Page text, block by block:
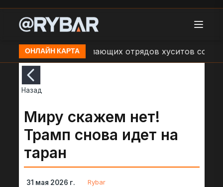
ОНЛАЙН КАРТА
обстрелах наступающих отрядов хуситов со
Назад
Миру скажем нет!
Трамп снова идет на
таран
31 мая 2026 г. Rybar